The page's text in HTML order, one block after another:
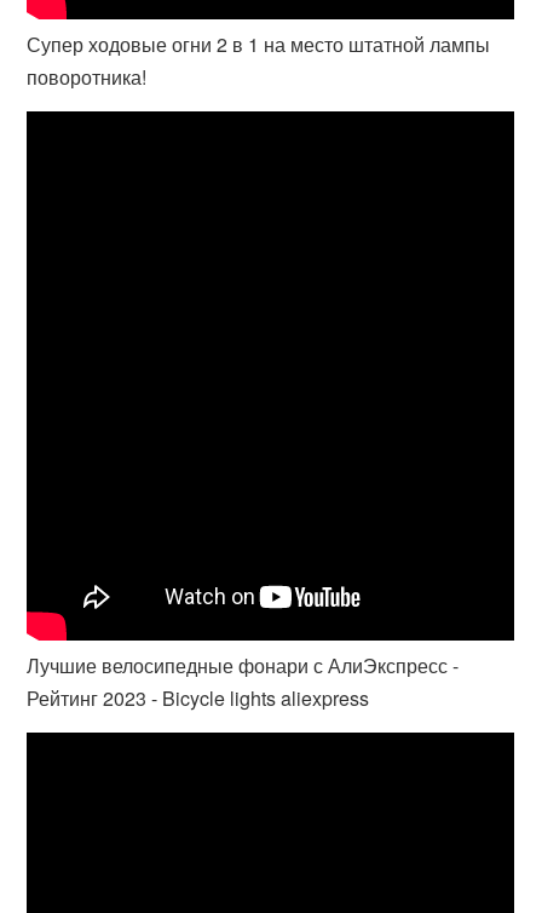
Супер ходовые огни 2 в 1 на место штатной лампы
поворотника!
Лучшие велосипедные фонари с АлиЭкспресс -
Рейтинг 2023 - Bicycle lights aliexpress